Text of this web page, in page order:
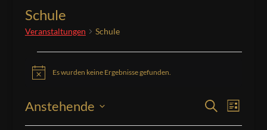
Schule
Veranstaltungen Schule
HinweisEs wurden keine Ergebnisse gefunden.
Suche
Liste
Anstehende